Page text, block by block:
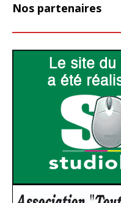
Nos partenaires